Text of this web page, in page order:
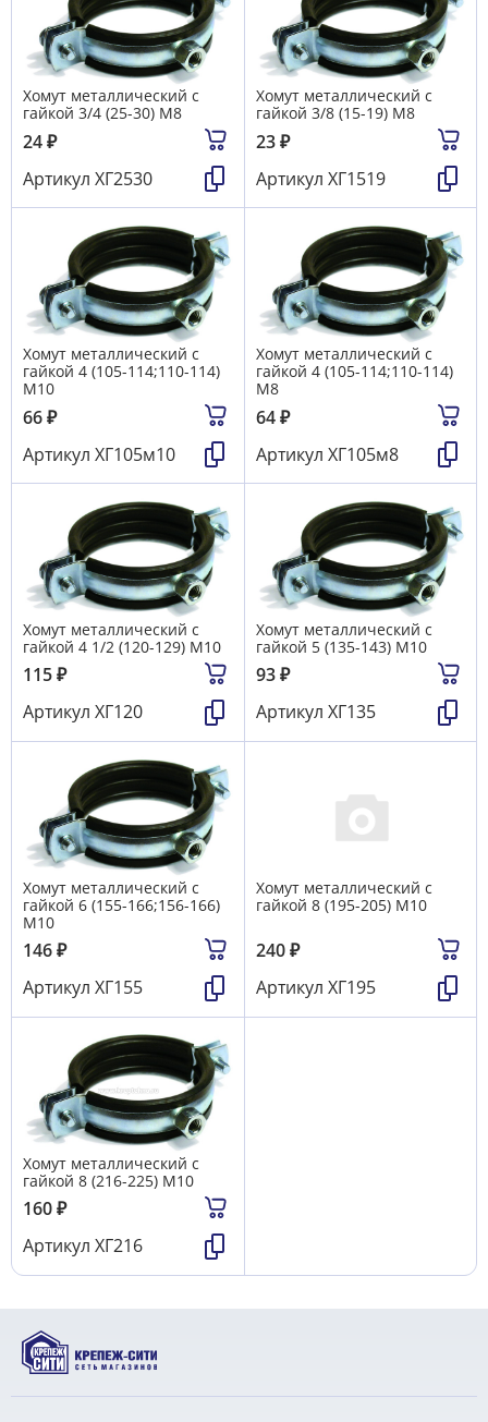
Хомут металлический с
гайкой 3/4 (25-30) М8
24₽
Артикул ХГ2530
Хомут металлический с
гайкой 3/8 (15-19) М8
23₽
Артикул ХГ1519
Хомут металлический с
гайкой 4 (105-114;110-114)
М10
66₽
Артикул ХГ105м10
Хомут металлический с
гайкой 4 (105-114;110-114)
М8
64₽
Артикул ХГ105м8
Хомут металлический с
гайкой 4 1/2 (120-129) М10
115₽
Артикул ХГ120
Хомут металлический с
гайкой 5 (135-143) М10
93₽
Артикул ХГ135
Хомут металлический с
гайкой 6 (155-166;156-166)
М10
146₽
Артикул ХГ155
Хомут металлический с
гайкой 8 (195-205) М10
240₽
Артикул ХГ195
Хомут металлический с
гайкой 8 (216-225) М10
160₽
Артикул ХГ216